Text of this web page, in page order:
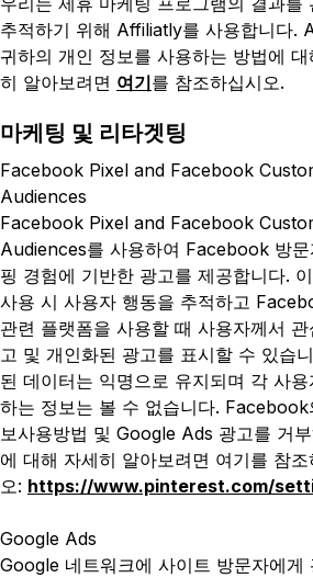
추적하기 위해 Affiliatly를 사용합니다.
귀하의 개인 정보를 사용하는 방법에 대
히 알아보려면 여기를 참조하십시오.
마케팅 및 리타겟팅
Facebook Pixel and Facebook
Audiences
Facebook Pixel and Facebook
Audiences를 사용하여 Facebook 방문
핑 경험에 기반한 광고를 제공합니다.
사용 시 사용자 행동을 추적하고
관련 플랫폼을 사용할 때 사용자께서
고 및 개인화된 광고를 표시할 수 있습
된 데이터는 익명으로 유지되며 각 사용
하는 정보는 볼 수 없습니다. Facebook
보사용방법 및 Google Ads 광고를 거
에 대해 자세히 알아보려면 여기를 참조
오: https://www.pinterest.com/
Google Ads
Google 네트워크에 사이트 방문자에게